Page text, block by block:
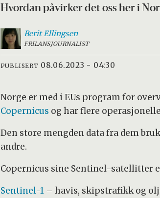
Hvordan påvirker det oss her i
Berit Ellingsen
FRILANSJOURNALIST
PUBLISERT 08.06.2023 - 04:30
Norge er med i EUs program for
Copernicus og har flere
Den store mengden data fra dem
andre.
Copernicus sine Sentinel-satellitter
Sentinel-1 – havis, skipstrafikk og